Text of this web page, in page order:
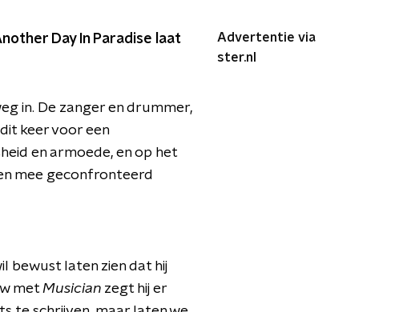
Day In Paradise laat
in. De zanger en drummer,
keer voor een
en armoede, en op het
mee geconfronteerd
bewust laten zien dat hij
met Musician zegt hij er
Advertentie via
ster.nl